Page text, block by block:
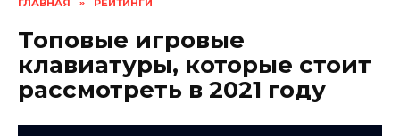
Топовые игровые
клавиатуры, которые стоит
рассмотреть в 2021 году